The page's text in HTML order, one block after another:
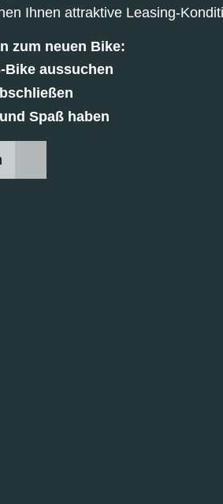
Ihnen attraktive Leasing-
zum neuen Bike:
Bike aussuchen
Spaß haben